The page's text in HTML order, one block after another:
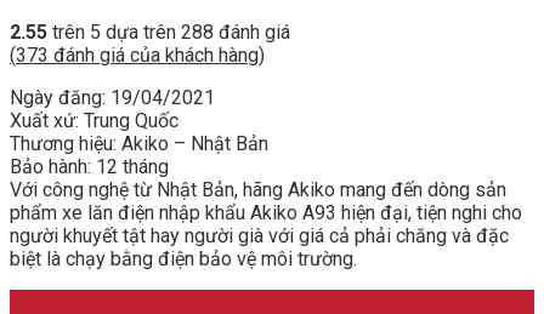
2.55 trên 5 dựa trên 288 đánh giá
(373 đánh giá của khách hàng)
Ngày đăng: 19/04/2021
Xuất xứ: Trung Quốc
Thương hiệu: Akiko – Nhật Bản
Bảo hành: 12 tháng
Với công nghệ từ Nhật Bản, hãng Akiko mang đến dòng sản
phẩm xe lăn điện nhập khẩu Akiko A93 hiện đại, tiện nghi cho
người khuyết tật hay người già với giá cả phải chăng và đặc
biệt là chạy bằng điện bảo vệ môi trường.